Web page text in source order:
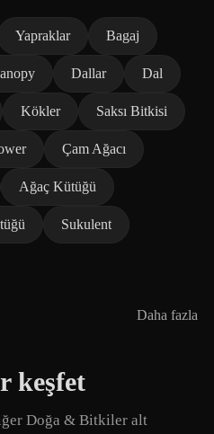
Yapraklar Bagaj
Dallar Dal
Kökler Saksı Bitkisi
Çam Ağacı
Ağaç Kütüğü
Sukulent
Daha fazla
keşfet
Doğa & Bitkiler alt